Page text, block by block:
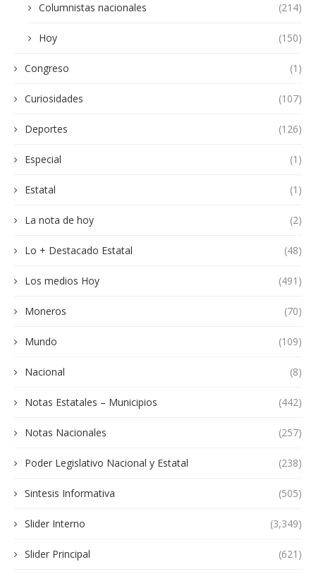
Columnistas nacionales (214)
Hoy (150)
Congreso (1)
Curiosidades (107)
Deportes (126)
Especial (1)
Estatal (1)
La nota de hoy (2)
Lo + Destacado Estatal (48)
Los medios Hoy (491)
Moneros (70)
Mundo (109)
Nacional (8)
Notas Estatales – Municipios (442)
Notas Nacionales (257)
Poder Legislativo Nacional y Estatal (238)
Sintesis Informativa (505)
Slider Interno (3,349)
Slider Principal (621)